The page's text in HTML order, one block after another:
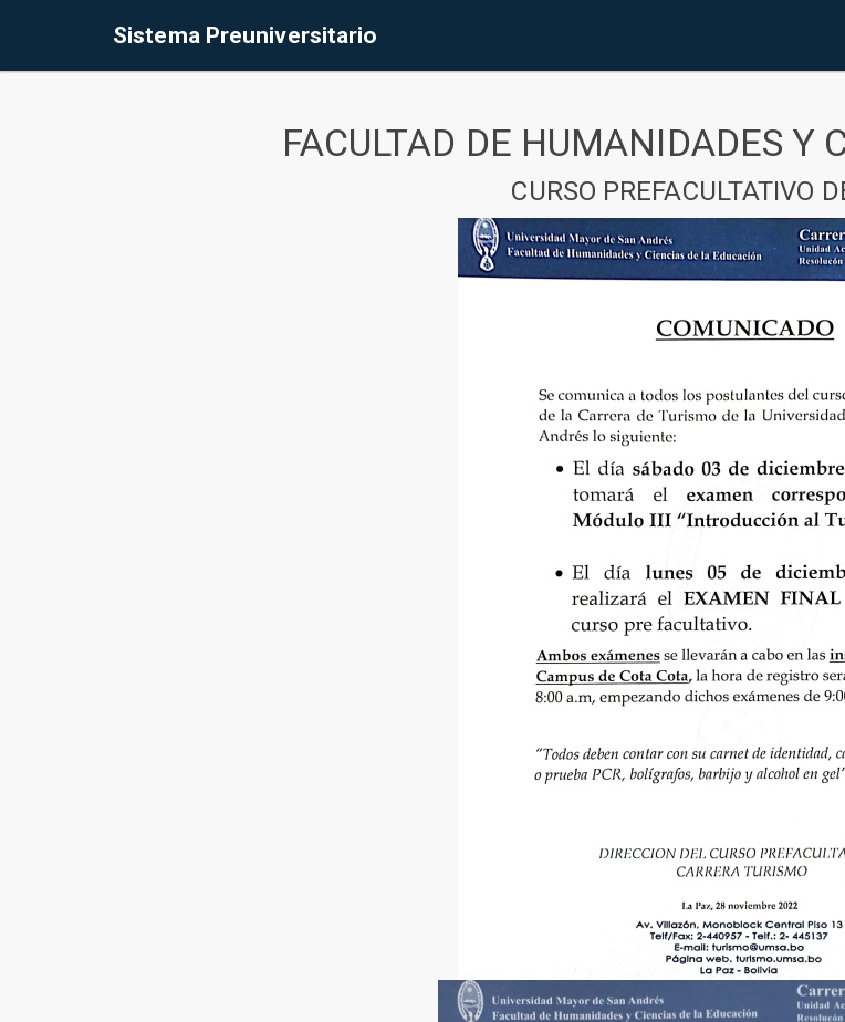
Sistema Preuniversitario
FACULTAD DE HUMANIDADES Y
CURSO PREFACULTATIVO